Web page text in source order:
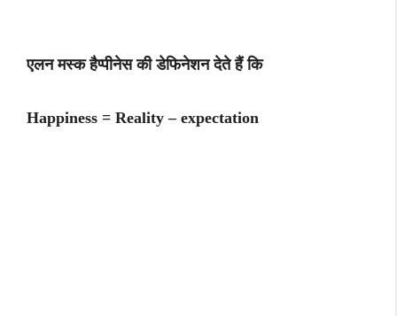
एलन मस्क हैप्पीनेस की डेफिनेशन देते हैं कि
Happiness = Reality – expectation